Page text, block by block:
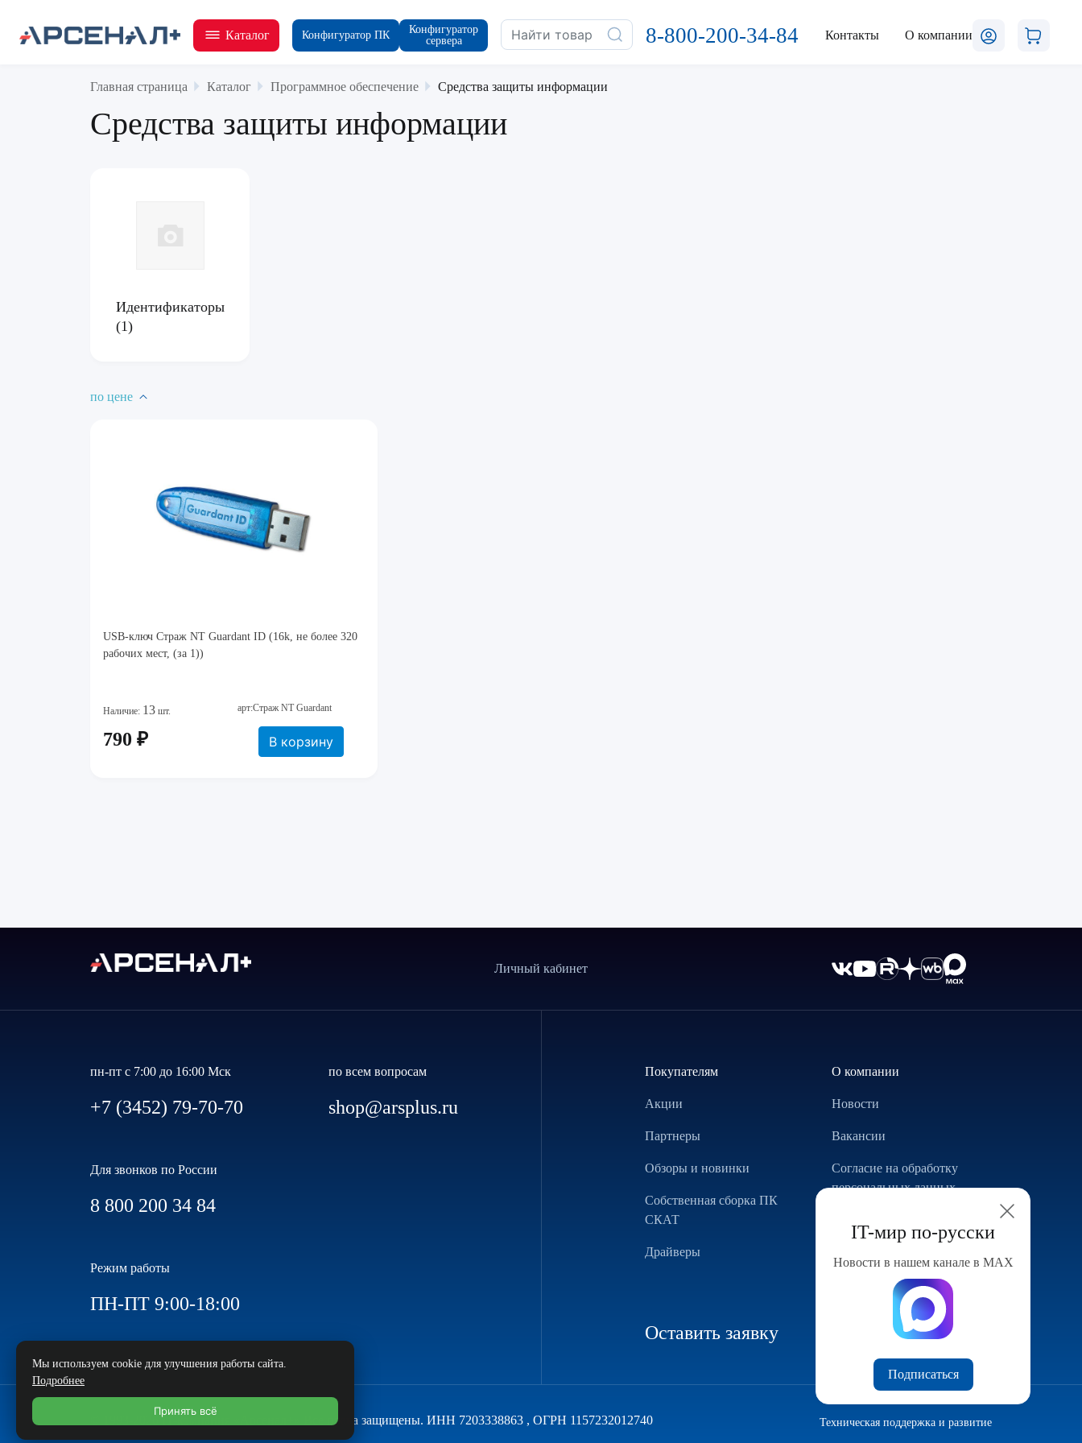
Каталог Конфигуратор ПК
Конфигуратор
сервера
8-800-200-34-84 Контакты О компании
Главная страница Каталог Программное обеспечение Средства защиты информации
Средства защиты информации
Идентификаторы
(1)
по цене
USB-ключ Страж NT Guardant ID (16k, не более 320
рабочих мест, (за 1))
Наличие: 13 шт. арт:Страж NT Guardant
790 ₽ В корзину
IT-мир по-русски
Новости в нашем канале в МАХ
Подписаться
Личный кабинет
пн-пт с 7:00 до 16:00 Мск
+7 (3452) 79-70-70
по всем вопросам
shop@arsplus.ru
Для звонков по России
8 800 200 34 84
Режим работы
ПН-ПТ 9:00-18:00
Покупателям
Акции
Партнеры
Обзоры и новинки
Собственная сборка ПК
СКАТ
Драйверы
О компании
Новости
Вакансии
Согласие на обработку
персональных данных
Конфигуратор компьютера
Оставить заявку
© 1993-2026 IT-компания «Арсенал+» Все права защищены. ИНН 7203338863 , ОГРН 1157232012740 Техническая поддержка и развитие
Мы используем cookie для улучшения работы сайта.
Подробнее
Принять всё